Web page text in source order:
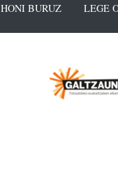
HONI BURUZ LEGE